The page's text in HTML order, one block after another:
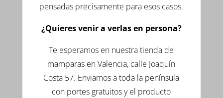
pensadas precisamente para esos casos.
¿Quieres venir a verlas en persona?
Te esperamos en nuestra tienda de
mamparas en Valencia, calle Joaquín
Costa 57. Enviamos a toda la península
con portes gratuitos y el producto